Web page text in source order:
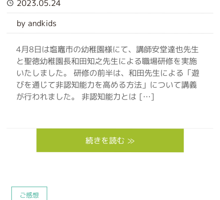
2023.05.24
by andkids
4月8日は塩竈市の幼稚園様にて、講師安堂達也先生
と聖徳幼稚園長和田知之先生による職場研修を実施
いたしました。 研修の前半は、和田先生による「遊
びを通じて非認知能力を高める方法」について講義
が行われました。 非認知能力とは […]
続きを読む ≫
ご感想